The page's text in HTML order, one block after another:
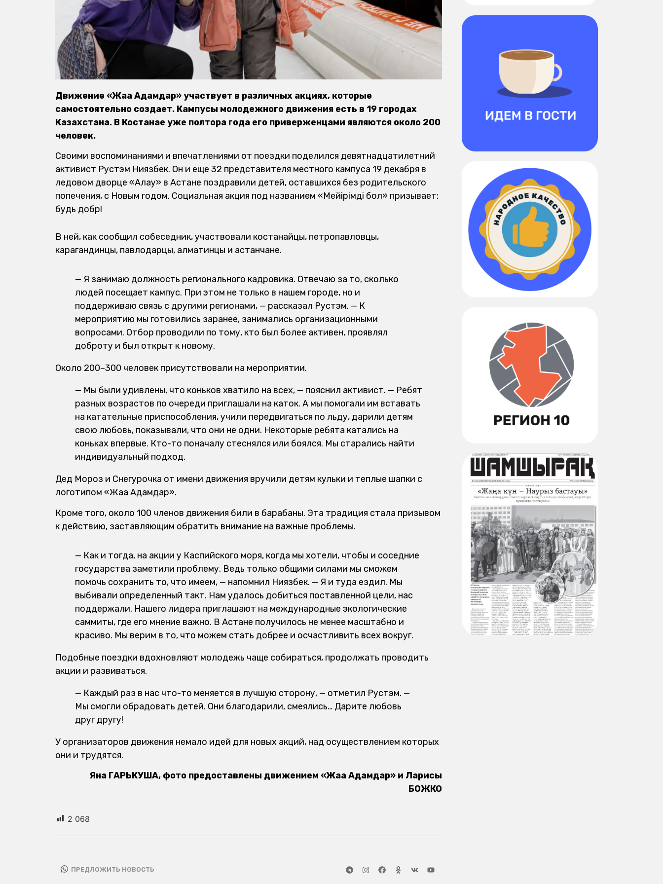
Движение «Жаңа Адамдар» участвует в различных акциях, которые
самостоятельно создает. Кампусы молодежного движения есть в 19 городах
Казахстана. В Костанае уже полтора года его приверженцами являются около 200
человек.
Своими воспоминаниями и впечатлениями от поездки поделился девятнадцатилетний
активист Рустэм Ниязбек. Он и еще 32 представителя местного кампуса 19 декабря в
ледовом дворце «Алау» в Астане поздравили детей, оставшихся без родительского
попечения, с Новым годом. Социальная акция под названием «Мейірімді бол» призывает:
будь добр!
В ней, как сообщил собеседник, участвовали костанайцы, петропавловцы,
карагандинцы, павлодарцы, алматинцы и астанчане.
— Я занимаю должность регионального кадровика. Отвечаю за то, сколько
людей посещает кампус. При этом не только в нашем городе, но и
поддерживаю связь с другими регионами, — рассказал Рустэм. — К
мероприятию мы готовились заранее, занимались организационными
вопросами. Отбор проводили по тому, кто был более активен, проявлял
доброту и был открыт к новому.
Около 200–300 человек присутствовали на мероприятии.
— Мы были удивлены, что коньков хватило на всех, — пояснил активист. — Ребят
разных возрастов по очереди приглашали на каток. А мы помогали им вставать
на катательные приспособления, учили передвигаться по льду, дарили детям
свою любовь, показывали, что они не одни. Некоторые ребята катались на
коньках впервые. Кто-то поначалу стеснялся или боялся. Мы старались найти
индивидуальный подход.
Дед Мороз и Снегурочка от имени движения вручили детям кульки и теплые шапки с
логотипом «Жаңа Адамдар».
Кроме того, около 100 членов движения били в барабаны. Эта традиция стала призывом
к действию, заставляющим обратить внимание на важные проблемы.
— Как и тогда, на акции у Каспийского моря, когда мы хотели, чтобы и соседние
государства заметили проблему. Ведь только общими силами мы сможем
помочь сохранить то, что имеем, — напомнил Ниязбек. — Я и туда ездил. Мы
выбивали определенный такт. Нам удалось добиться поставленной цели, нас
поддержали. Нашего лидера приглашают на международные экологические
саммиты, где его мнение важно. В Астане получилось не менее масштабно и
красиво. Мы верим в то, что можем стать добрее и осчастливить всех вокруг.
Подобные поездки вдохновляют молодежь чаще собираться, продолжать проводить
акции и развиваться.
— Каждый раз в нас что-то меняется в лучшую сторону, — отметил Рустэм. —
Мы смогли обрадовать детей. Они благодарили, смеялись… Дарите любовь
друг другу!
У организаторов движения немало идей для новых акций, над осуществлением которых
они и трудятся.
Яна ГАРЬКУША, фото предоставлены движением «Жаңа Адамдар» и Ларисы
БОЖКО
2 068
ПРЕДЛОЖИТЬ НОВОСТЬ